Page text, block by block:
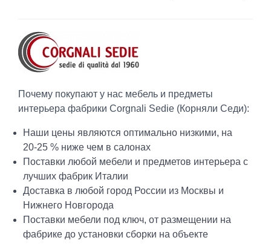
Почему покупают у нас мебель и предметы
интерьера фабрики Corgnali Sedie (Корняли Седи):
Наши цены являются оптимально низкими, на
20-25 % ниже чем в салонах
Поставки любой мебели и предметов интерьера с
лучших фабрик Италии
Доставка в любой город России из Москвы и
Нижнего Новгорода
Поставки мебели под ключ, от размещении на
фабрике до установки сборки на объекте